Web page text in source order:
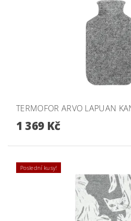
TERMOFOR ARVO LAPUAN
1 369 Kč
Poslední kusy!